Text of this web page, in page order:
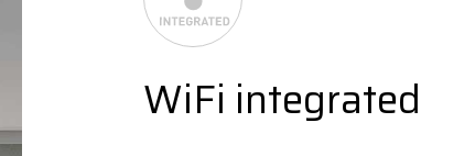
WiFi integrated